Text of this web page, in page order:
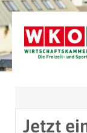
Jetzt